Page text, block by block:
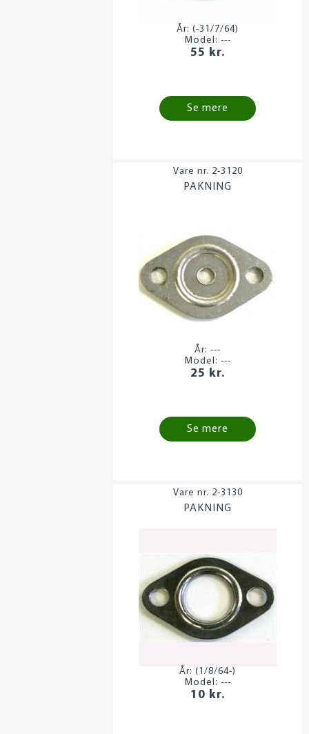
År:(-31/7/64)
Model: ---
55 kr.
Se mere
2-3120
PAKNING
År:---
Model: ---
25 kr.
Se mere
2-3130
PAKNING
År:(1/8/64-)
Model: ---
10 kr.